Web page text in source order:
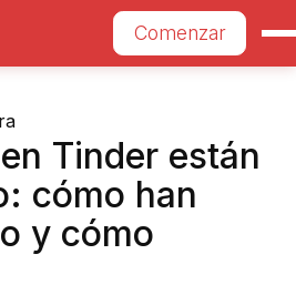
Comenzar
Tinder están
cómo han
y cómo